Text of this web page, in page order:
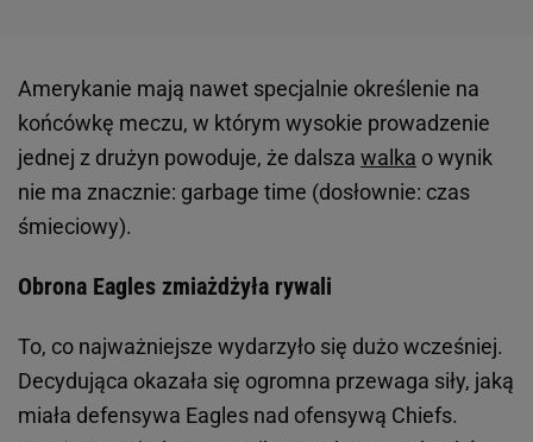
Amerykanie mają nawet specjalnie określenie na
końcówkę meczu, w którym wysokie prowadzenie
jednej z drużyn powoduje, że dalsza walka o wynik
nie ma znacznie: garbage time (dosłownie: czas
śmieciowy).
Obrona Eagles zmiażdżyła rywali
To, co najważniejsze wydarzyło się dużo wcześniej.
Decydująca okazała się ogromna przewaga siły, jaką
miała defensywa Eagles nad ofensywą Chiefs.